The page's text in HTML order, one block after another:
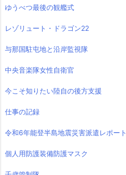
ゆうべつ最後の観艦式
レゾリュート・ドラゴン22
与那国駐屯地と沿岸監視隊
中央音楽隊女性自衛官
今こそ知りたい陸自の後方支援
仕事の記録
令和6年能登半島地震災害派遣レポート
個人用防護装備防護マスク